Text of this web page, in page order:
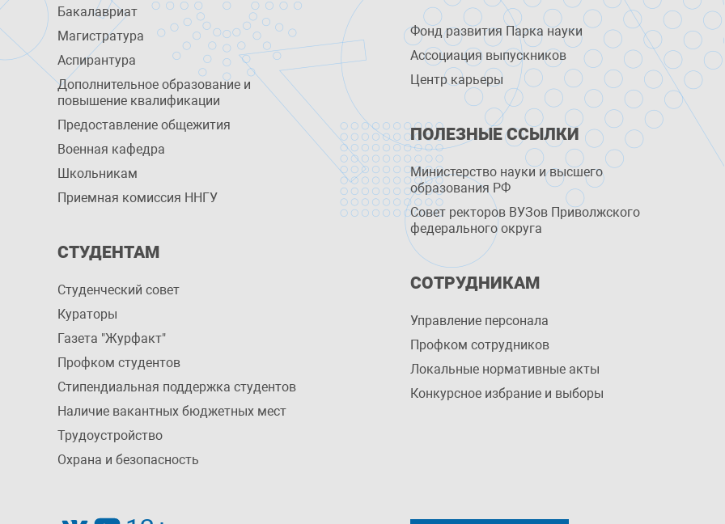
Бакалавриат
Магистратура
Аспирантура
Дополнительное образование и
повышение квалификации
Предоставление общежития
Военная кафедра
Школьникам
Приемная комиссия ННГУ
СТУДЕНТАМ
Студенческий совет
Кураторы
Газета "Журфакт"
Профком студентов
Стипендиальная поддержка студентов
Наличие вакантных бюджетных мест
Трудоустройство
Охрана и безопасность
Фонд развития Парка науки
Ассоциация выпускников
Центр карьеры
ПОЛЕЗНЫЕ ССЫЛКИ
Министерство науки и высшего
образования РФ
Совет ректоров ВУЗов Приволжского
федерального округа
СОТРУДНИКАМ
Управление персоналa
Профком сотрудников
Локальные нормативные акты
Конкурсное избрание и выборы